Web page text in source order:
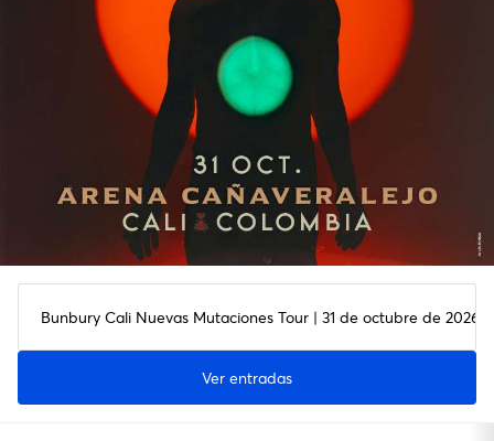
Bunbury Cali Nuevas Mutaciones Tour | 31 de octubre de 2026 -
Ver entradas